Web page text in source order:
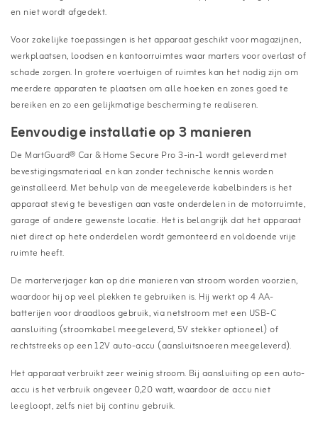
en niet wordt afgedekt.
Voor zakelijke toepassingen is het apparaat geschikt voor magazijnen,
werkplaatsen, loodsen en kantoorruimtes waar marters voor overlast of
schade zorgen. In grotere voertuigen of ruimtes kan het nodig zijn om
meerdere apparaten te plaatsen om alle hoeken en zones goed te
bereiken en zo een gelijkmatige bescherming te realiseren.
Eenvoudige installatie op 3 manieren
De MartGuard® Car & Home Secure Pro 3-in-1 wordt geleverd met
bevestigingsmateriaal en kan zonder technische kennis worden
geïnstalleerd. Met behulp van de meegeleverde kabelbinders is het
apparaat stevig te bevestigen aan vaste onderdelen in de motorruimte,
garage of andere gewenste locatie. Het is belangrijk dat het apparaat
niet direct op hete onderdelen wordt gemonteerd en voldoende vrije
ruimte heeft.
De marterverjager kan op drie manieren van stroom worden voorzien,
waardoor hij op veel plekken te gebruiken is. Hij werkt op 4 AA-
batterijen voor draadloos gebruik, via netstroom met een USB-C
aansluiting (stroomkabel meegeleverd, 5V stekker optioneel) of
rechtstreeks op een 12V auto-accu (aansluitsnoeren meegeleverd).
Het apparaat verbruikt zeer weinig stroom. Bij aansluiting op een auto-
accu is het verbruik ongeveer 0,20 watt, waardoor de accu niet
leegloopt, zelfs niet bij continu gebruik.